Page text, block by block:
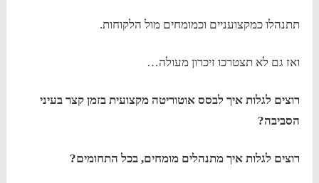
תתנהלו כמקצועניים וכמומחים מול הלקוחות.
ואז גם לא תצטרכו זיכרון מעולה…
רוצים לגלות איך לבסס אוטוריטה מקצועית בזמן קצר בעיני
הסביבה?
רוצים לגלות איך מתנהלים מומחים, בכל התחומים?